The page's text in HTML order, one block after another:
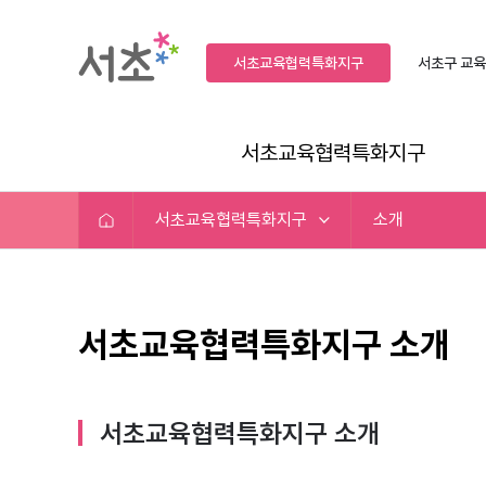
서초교육협력특화지구 서초구교
서초교육협력특화지구
서초교육협력특화지구 소개
서초교육협력특화지구 소개
서초교육협력특화지구 소개​